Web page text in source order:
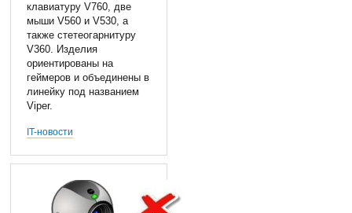
клавиатуру V760, две
мыши V560 и V530, а
также стетеогарнитуру
V360. Изделия
ориентированы на
геймеров и объединены в
линейку под названием
Viper.
IT-новости